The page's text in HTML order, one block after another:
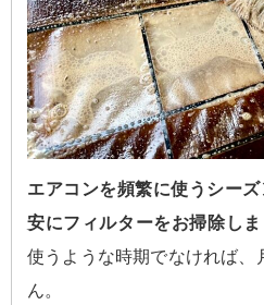
エアコンを頻繁に使うシー
安にフィルターをお掃除し
使うような時期でなければ、
ん。